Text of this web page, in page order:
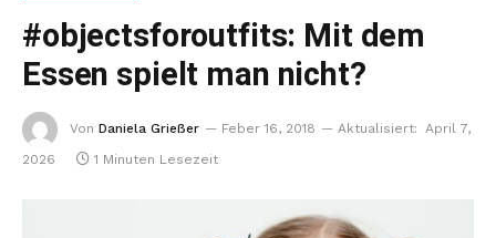
#objectsforoutfits: Mit dem
Essen spielt man nicht?
Von Daniela Grießer Feber 16, 2018 Aktualisiert: April 7,
2026
1 Minuten Lesezeit